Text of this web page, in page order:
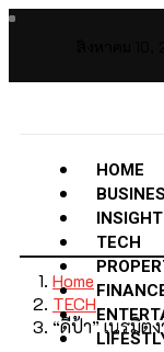
HOME
INSIGHT
TECH
Home
TECH
“ดีป้า” เนรมิต